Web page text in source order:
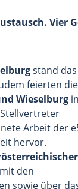
Vier
stand das
feierten die
Wieselburg in
Stellvertreter
Arbeit der
hervor.
den
sowie über